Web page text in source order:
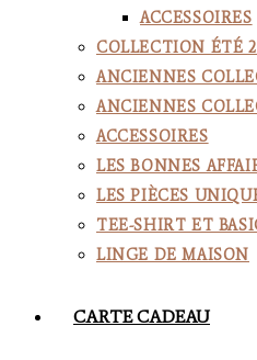
ACCESSOIRES
COLLECTION ÉTÉ
ANCIENNES
ANCIENNES
ACCESSOIRES
LES BONNES
LES PIÈCES
TEE-SHIRT ET
LINGE DE MAISON
CARTE CADEAU